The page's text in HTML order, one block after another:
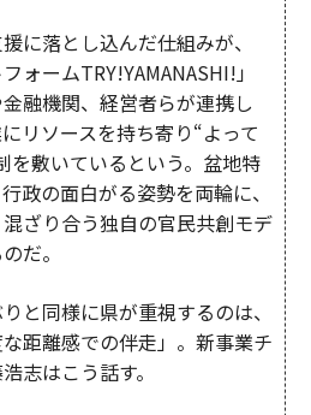
に落とし込んだ仕組みが、
ォームTRY!YAMANASHI!」
融機関、経営者らが連携し
リソースを持ち寄り“よって
を敷いているという。盆地特
政の面白がる姿勢を両輪に、
ざり合う独自の官民共創モデ
だ。
と同様に県が重視するのは、
距離感での伴走」。新事業チ
志はこう話す。